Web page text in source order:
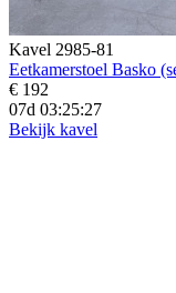
Kavel 2985-81
Eetkamerstoel Basko
€ 192
07d 03:25:25
Bekijk kavel